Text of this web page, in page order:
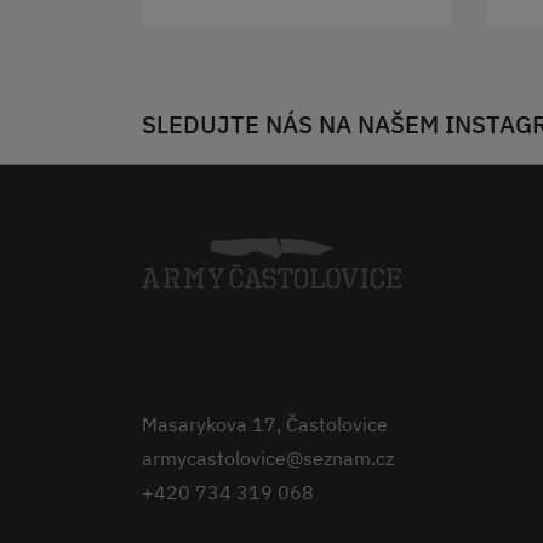
SLEDUJTE NÁS NA NAŠEM
Masarykova 17, Častolovice
armycastolovice@seznam.cz
+420 734 319 068